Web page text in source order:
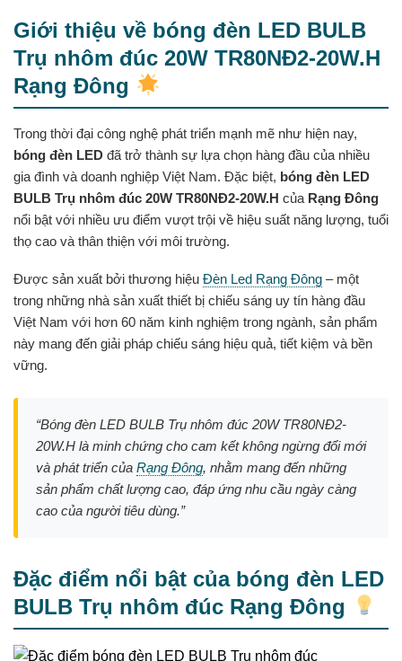
Giới thiệu về bóng đèn LED BULB
Trụ nhôm đúc 20W TR80NĐ2-20W.H
Rạng Đông
Trong thời đại công nghệ phát triển mạnh mẽ như hiện nay,
bóng đèn LED đã trở thành sự lựa chọn hàng đầu của nhiều
gia đình và doanh nghiệp Việt Nam. Đặc biệt, bóng đèn LED
BULB Trụ nhôm đúc 20W TR80NĐ2-20W.H của Rạng Đông
nổi bật với nhiều ưu điểm vượt trội về hiệu suất năng lượng, tuổi
thọ cao và thân thiện với môi trường.
Được sản xuất bởi thương hiệu Đèn Led Rạng Đông – một
trong những nhà sản xuất thiết bị chiếu sáng uy tín hàng đầu
Việt Nam với hơn 60 năm kinh nghiệm trong ngành, sản phẩm
này mang đến giải pháp chiếu sáng hiệu quả, tiết kiệm và bền
vững.
“Bóng đèn LED BULB Trụ nhôm đúc 20W TR80NĐ2-
20W.H là minh chứng cho cam kết không ngừng đổi mới
và phát triển của Rạng Đông, nhằm mang đến những
sản phẩm chất lượng cao, đáp ứng nhu cầu ngày càng
cao của người tiêu dùng.”
Đặc điểm nổi bật của bóng đèn LED
BULB Trụ nhôm đúc Rạng Đông